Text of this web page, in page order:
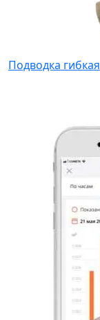
Подводка гибкая